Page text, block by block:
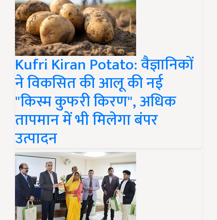
Kufri Kiran Potato: वैज्ञानिकों
ने विकसित की आलू की नई
"किस्म कुफरी किरण", अधिक
तापमान में भी मिलेगा बंपर
उत्पादन